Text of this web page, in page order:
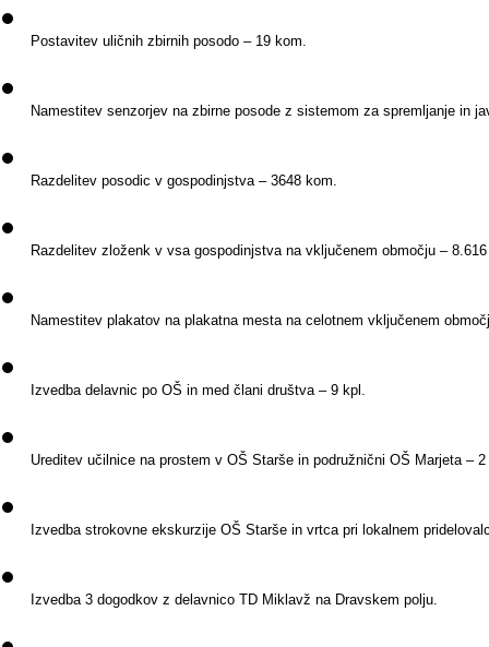
Postavitev uličnih zbirnih posodo – 19 kom.
Namestitev senzorjev na zbirne posode z sistemom za spremljanje in
Razdelitev posodic v gospodinjstva – 3648 kom.
Razdelitev zloženk v vsa gospodinjstva na vključenem območju –
Namestitev plakatov na plakatna mesta na celotnem vključenem
Izvedba delavnic po OŠ in med člani društva – 9 kpl.
Ureditev učilnice na prostem v OŠ Starše in podružnični OŠ Marjeta –
Izvedba strokovne ekskurzije OŠ Starše in vrtca pri lokalnem
Izvedba 3 dogodkov z delavnico TD Miklavž na Dravskem polju.